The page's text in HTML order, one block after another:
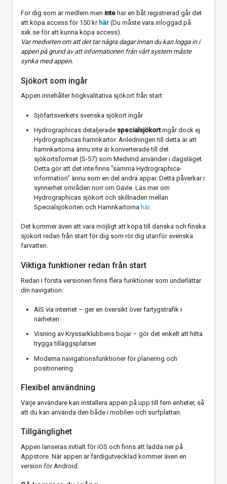
För dig som är medlem men intehar en båt registrerad går det
att köpa access för 150 kr här(Du måste vara inloggad på
sxk.se för att kunna köpa access).
Var medveten om att det tar några dagar innan du kan logga in i
appen på grund av att informationen från vårt system måste
synka med appen.
Sjökort som ingår
Appen innehåller högkvalitativa sjökort från start:
Sjöfartsverkets svenska sjökort ingår
Hydrographicas detaljerade specialsjökortingår dock ej
Hydrographicas hamnkartor. Anledningen till detta är att
hamnkartorna ännu inte är konverterade till det
sjökortsformat (S-57) som Medvind använder i dagsläget.
Detta gör att det inte finns "samma Hydrographica-
information" ännu som en del andra appar. Detta påverkar i
synnerhet områden norr om Gävle. Läs mer om
Hydrographicas sjökort och skillnaden mellan
Specialsjökorten och Hamnkartorna här.
Det kommer även att vara möjligt att köpa till danska och finska
sjökort redan från start för dig som rör dig utanför svenska
farvatten.
Viktiga funktioner redan från start
Redan i första versionen finns flera funktioner som underlättar
din navigation:
AIS via internet – ger en översikt över fartygstrafik i
närheten
Visning av Kryssarklubbens bojar – gör det enkelt att hitta
trygga tilläggsplatser
Moderna navigationsfunktioner för planering och
positionering
Flexibel användning
Varje användare kan installera appen på upp till fem enheter, så
att du kan använda den både i mobilen och surfplattan.
Tillgänglighet
Appen lanseras initialt för iOS och finns att ladda ner på
Appstore. När appen är färdigutvecklad kommer även en
version för Android.